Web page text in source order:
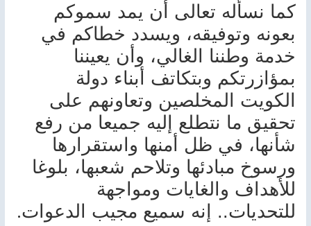
كما نسأله تعالى أن يمد سموكم
بعونه وتوفيقه، ويسدد خطاكم في
خدمة وطننا الغالي، وأن يعيننا
بمؤازرتكم وبتكاتف أبناء دولة
الكويت المخلصين وتعاونهم على
تحقيق ما نتطلع إليه جميعا من رفع
شأنها، في ظل أمنها واستقرارها
ورسوخ مبادئها وتلاحم شعبها، بلوغا
للأهداف والغايات ومواجهة
للتحديات.. إنه سميع مجيب الدعوات.